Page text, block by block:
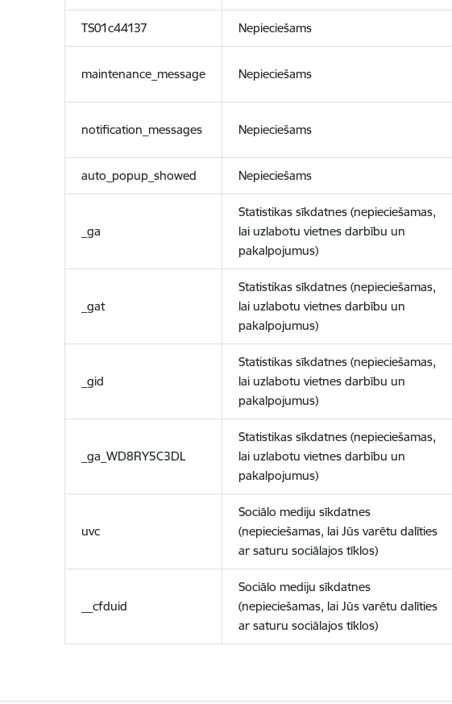
TS01c44137 Nepieciešams
maintenance_message Nepieciešams
notification_messages Nepieciešams
auto_popup_showed Nepieciešams
_ga
Statistikas sīkdatnes (nepieciešamas,
lai uzlabotu vietnes darbību un
pakalpojumus)
_gat
Statistikas sīkdatnes (nepieciešamas,
lai uzlabotu vietnes darbību un
pakalpojumus)
_gid
Statistikas sīkdatnes (nepieciešamas,
lai uzlabotu vietnes darbību un
pakalpojumus)
_ga_WD8RY5C3DL
Statistikas sīkdatnes (nepieciešamas,
lai uzlabotu vietnes darbību un
pakalpojumus)
uvc
Sociālo mediju sīkdatnes
(nepieciešamas, lai Jūs varētu dalīties
ar saturu sociālajos tīklos)
__cfduid
Sociālo mediju sīkdatnes
(nepieciešamas, lai Jūs varētu dalīties
ar saturu sociālajos tīklos)